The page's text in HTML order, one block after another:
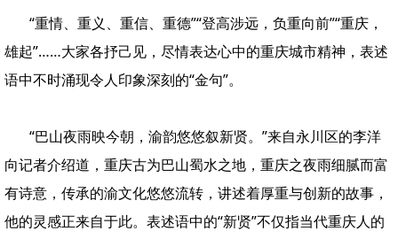
“重情、重义、重信、重德”“登高涉远，负重向前”“重庆，
雄起”……大家各抒己见，尽情表达心中的重庆城市精神，表述
语中不时涌现令人印象深刻的“金句”。
“巴山夜雨映今朝，渝韵悠悠叙新贤。”来自永川区的李洋
向记者介绍道，重庆古为巴山蜀水之地，重庆之夜雨细腻而富
有诗意，传承的渝文化悠悠流转，讲述着厚重与创新的故事，
他的灵感正来自于此。表述语中的“新贤”不仅指当代重庆人的